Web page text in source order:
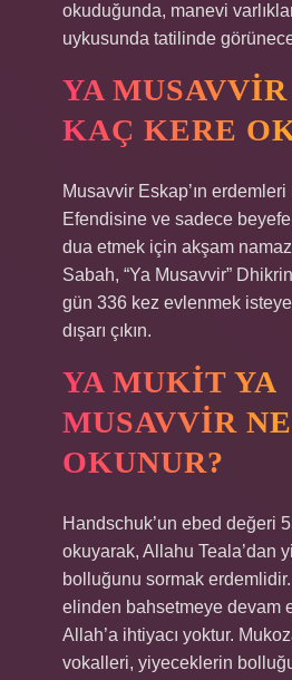
okuduğunda, manevi varlıklar
uykusunda tatilinde
YA
KAÇ KERE
Musavvir Eskap’ın
Efendisine ve sadece
dua etmek için akşam
Sabah, “Ya Musavvir”
gün 336 kez evlenmek
dışarı çıkın.
YA MUKIT YA
MUSAVVIR
OKUNUR?
Handschuk’un ebed değeri
okuyarak, Allahu Teala’dan
bolluğunu sormak erdemlidir.
elinden bahsetmeye devam
Allah’a ihtiyacı yoktur.
vokalleri, yiyeceklerin